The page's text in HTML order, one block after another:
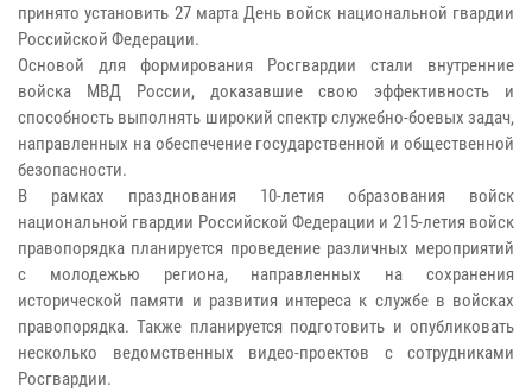
принято установить 27 марта День войск национальной гвардии
Российской Федерации.
Основой для формирования Росгвардии стали внутренние
войска МВД России, доказавшие свою эффективность и
способность выполнять широкий спектр служебно-боевых задач,
направленных на обеспечение государственной и общественной
безопасности.
В рамках празднования 10-летия образования войск
национальной гвардии Российской Федерации и 215-летия войск
правопорядка планируется проведение различных мероприятий
с молодежью региона, направленных на сохранения
исторической памяти и развития интереса к службе в войсках
правопорядка. Также планируется подготовить и опубликовать
несколько ведомственных видео-проектов с сотрудниками
Росгвардии.